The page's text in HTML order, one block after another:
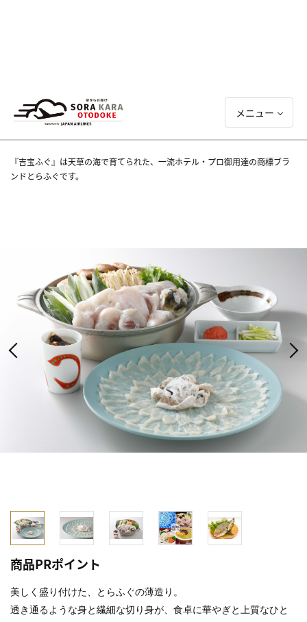
メニュー
『吉宝ふぐ』は天草の海で育てられた、一流ホテル・プロ御用達の商標ブラ
ンドとらふぐです。
商品PRポイント
美しく盛り付けた、とらふぐの薄造り。
透き通るような身と繊細な切り身が、食卓に華やぎと上質なひと